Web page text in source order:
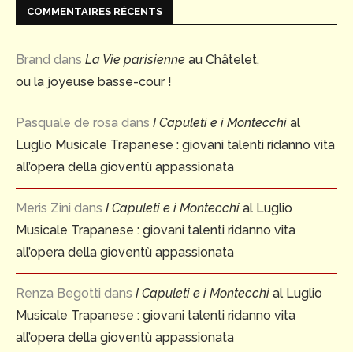
COMMENTAIRES RÉCENTS
Brand dans La Vie parisienne au Châtelet,
ou la joyeuse basse-cour !
Pasquale de rosa dans I Capuleti e i Montecchi al
Luglio Musicale Trapanese : giovani talenti ridanno vita
all’opera della gioventù appassionata
Meris Zini dans I Capuleti e i Montecchi al Luglio
Musicale Trapanese : giovani talenti ridanno vita
all’opera della gioventù appassionata
Renza Begotti dans I Capuleti e i Montecchi al Luglio
Musicale Trapanese : giovani talenti ridanno vita
all’opera della gioventù appassionata